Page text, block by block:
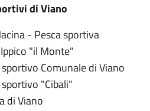
di Viano
- Pesca sportiva
"il Monte"
Comunale di Viano
"Cibali"
di Viano